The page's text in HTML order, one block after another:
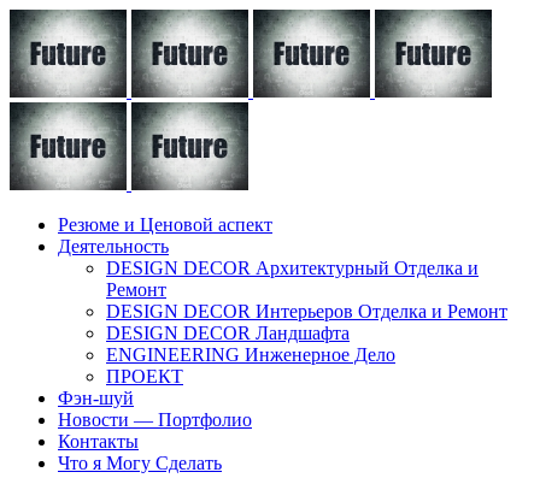
Резюме и Ценовой аспект
Деятельность
DESIGN DECOR Архитектурный Отделка и
Ремонт
DESIGN DECOR Интерьеров Отделка и Ремонт
DESIGN DECOR Ландшафта
ENGINEERING Инженерное Дело
ПРОЕКТ
Фэн-шуй
Новости — Портфолио
Контакты
Что я Могу Сделать